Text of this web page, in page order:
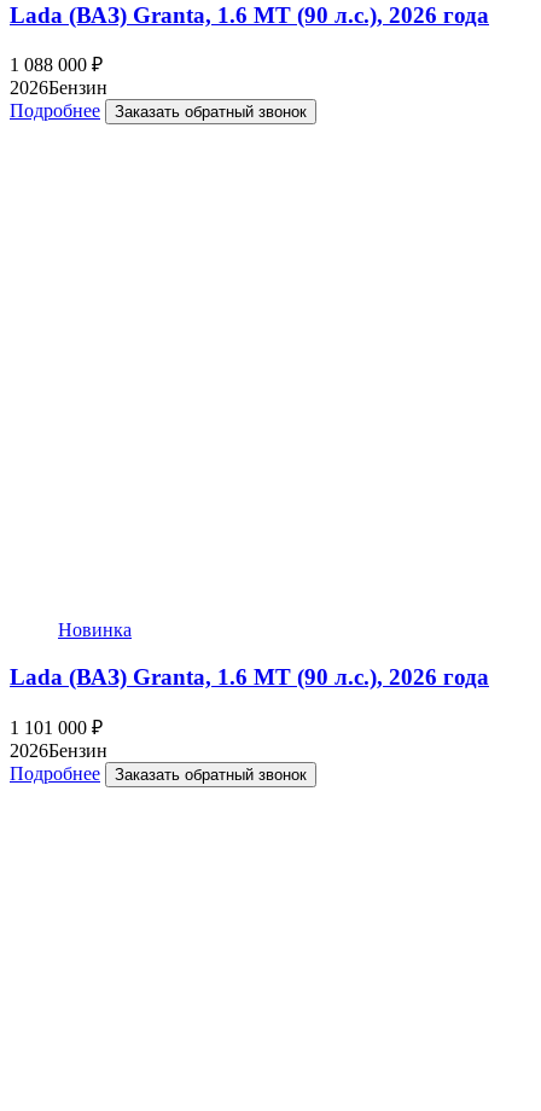
Lada (ВАЗ) Granta, 1.6 MT (90 л.с.), 2026 года
1 088 000 ₽
2026Бензин
Подробнее
Заказать обратный звонок
Новинка
Lada (ВАЗ) Granta, 1.6 MT (90 л.с.), 2026 года
1 101 000 ₽
2026Бензин
Подробнее
Заказать обратный звонок